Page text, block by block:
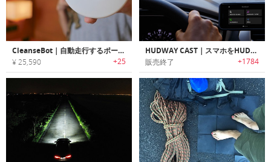
CleanseBot｜自動走行するポータブルバクテリア殺菌ロボット「クレンズボット」
¥ 25,590 +25
HUDWAY CAST｜スマホをHUDに変身させるカーアクセサリー「ハドウェイ・キャスト」
販売終了 +1784